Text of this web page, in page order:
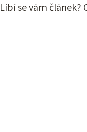
Líbí se vám